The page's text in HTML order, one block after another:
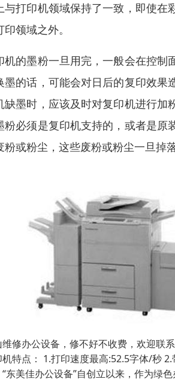
与打印机领域保持了一致，即使在
印领域之外。
机的墨粉一旦用完，一般会在控制
墨的话，可能会对日后的复印效果
缺墨时，应该及时对复印机进行加
粉必须是复印机支持的，或者是原
粉或粉尘，这些废粉或粉尘一旦掉
修办公设备，修不好不收费，欢迎联系
特点： 1.打印速度最高:52.5字体/秒
东美佳办公设备”自创立以来，作为绿